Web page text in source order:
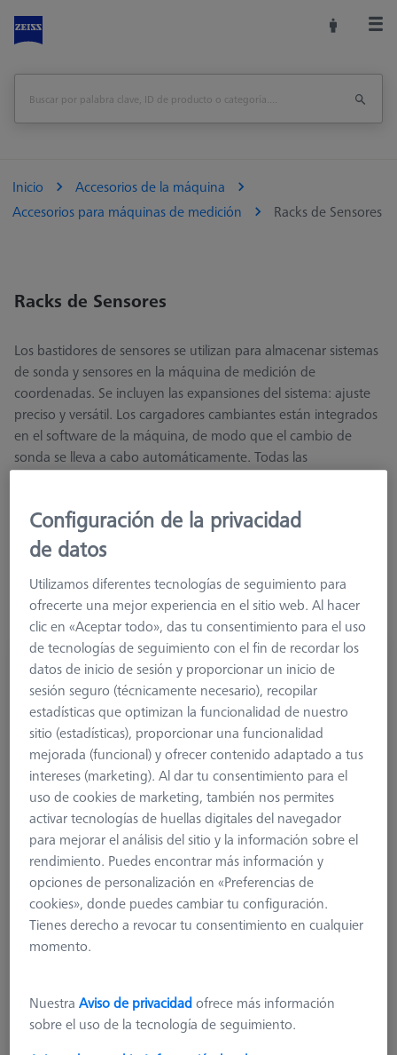
Inicio
Accesorios de la máquina
Accesorios para máquinas de medición
Racks de Sensores
Racks de Sensores
Los bastidores de sensores se utilizan para almacenar sistemas
de sonda y sensores en la máquina de medición de
coordenadas. Se incluyen las expansiones del sistema: ajuste
preciso y versátil. Los cargadores cambiantes están integrados
en el software de la máquina, de modo que el cambio de
sonda se lleva a cabo automáticamente. Todas las
Más información sobre Racks de Sensores
Conector de sonda RDS CFS
621770-8050-000
433,10 €
Configuración de la privacidad
de datos
Utilizamos diferentes tecnologías de seguimiento para
ofrecerte una mejor experiencia en el sitio web. Al hacer
clic en «Aceptar todo», das tu consentimiento para el uso
de tecnologías de seguimiento con el fin de recordar los
datos de inicio de sesión y proporcionar un inicio de
sesión seguro (técnicamente necesario), recopilar
estadísticas que optimizan la funcionalidad de nuestro
sitio (estadísticas), proporcionar una funcionalidad
mejorada (funcional) y ofrecer contenido adaptado a tus
intereses (marketing). Al dar tu consentimiento para el
uso de cookies de marketing, también nos permites
activar tecnologías de huellas digitales del navegador
para mejorar el análisis del sitio y la información sobre el
rendimiento. Puedes encontrar más información y
opciones de personalización en «Preferencias de
cookies», donde puedes cambiar tu configuración.
Tienes derecho a revocar tu consentimiento en cualquier
momento.
NuestraAviso de privacidadofrece más información
sobre el uso de la tecnología de seguimiento.